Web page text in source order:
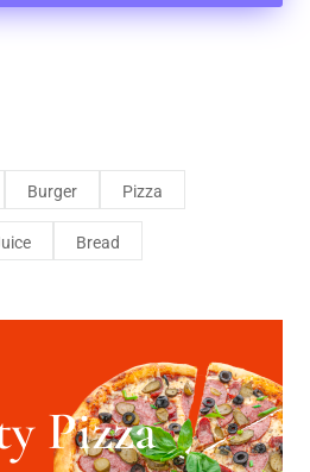
Burger Pizza
Bread
Pizza